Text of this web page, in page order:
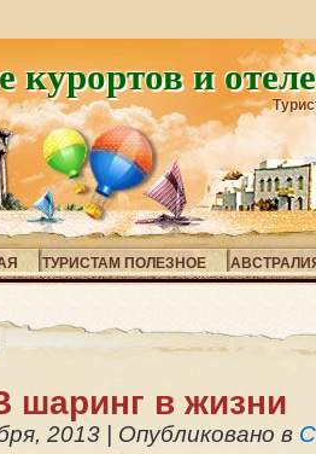
курортов и
ТУРИСТАМ ПОЛЕЗНОЕ
шаринг в жизни
2013 Опубликовано в